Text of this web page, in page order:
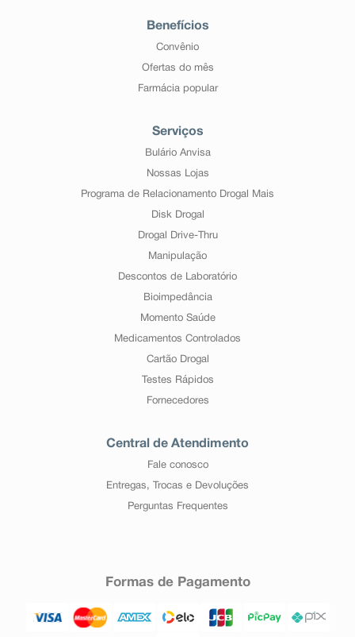
Benefícios
Convênio
Ofertas do mês
Farmácia popular
Serviços
Bulário Anvisa
Nossas Lojas
Programa de Relacionamento Drogal Mais
Disk Drogal
Drogal Drive-Thru
Manipulação
Descontos de Laboratório
Bioimpedância
Momento Saúde
Medicamentos Controlados
Cartão Drogal
Testes Rápidos
Fornecedores
Central de Atendimento
Fale conosco
Entregas, Trocas e Devoluções
Perguntas Frequentes
Formas de Pagamento